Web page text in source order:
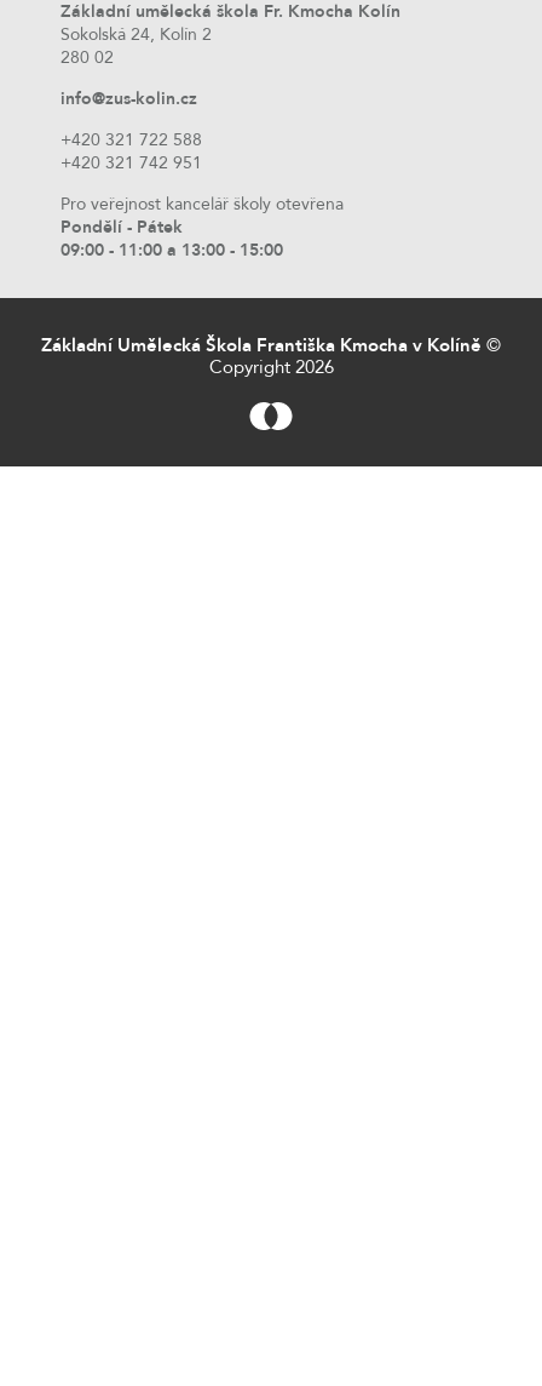
Základní umělecká škola Fr. Kmocha Kolín
Sokolská 24, Kolín 2
280 02
info@zus-kolin.cz
+420 321 722 588
+420 321 742 951
Pro veřejnost kancelář školy otevřena
Pondělí - Pátek
09:00 - 11:00 a 13:00 - 15:00
Základní Umělecká Škola Františka Kmocha v Kolíně ©
Copyright 2026